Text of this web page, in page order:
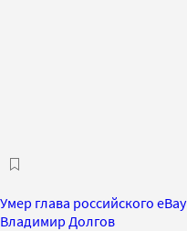
Умер глава российского eBay
Владимир Долгов